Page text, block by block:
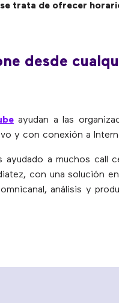
trata de ofrecer
desde
ayudan a las
y con conexión a
ayudado a muchos call
con una solución
análisis y